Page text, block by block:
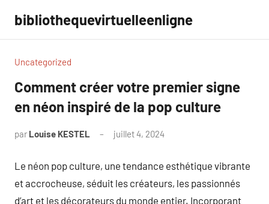
contenu
bibliothequevirtuelleenligne
Uncategorized
Comment créer votre premier signe
en néon inspiré de la pop culture
par Louise KESTEL juillet 4, 2024
Le néon pop culture, une tendance esthétique vibrante
et accrocheuse, séduit les créateurs, les passionnés
d’art et les décorateurs du monde entier. Incorporant